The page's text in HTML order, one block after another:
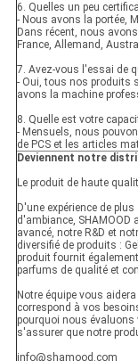
6. Quelles un peu
- Nous avons la portée,
Dans récent, nous
France, Allemand,
7. Avez-vous l'essai de
- Oui, tous nos produits
avons la machine
8. Quelle est votre
- Mensuels, nous
de PCS et les articles
Deviennent notre
Le produit de haute
D'une expérience de
d'ambiance, SHAMOOD
avancé, notre R&D et
diversifié de produits :
produit fournit
parfums de qualité et
Notre équipe vous
correspond à vos
pourquoi nous
s'assurer que notre
info@shamood.com